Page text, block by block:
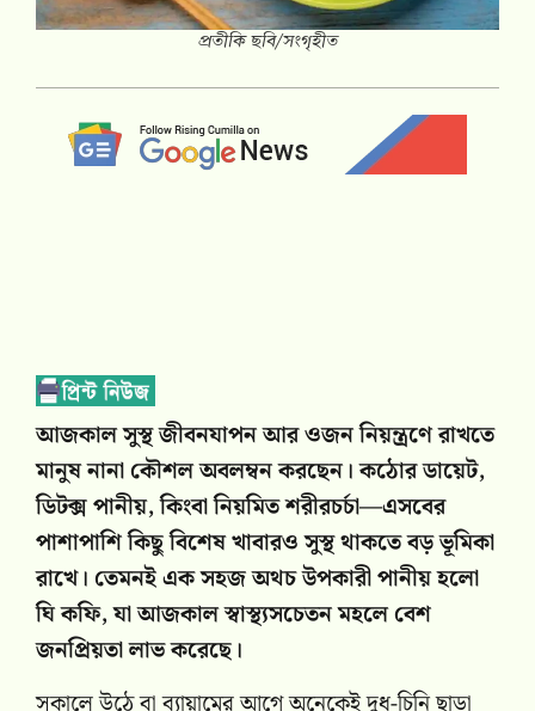
প্রতীকি ছবি/সংগৃহীত
আজকাল সুস্থ জীবনযাপন আর ওজন নিয়ন্ত্রণে রাখতে
মানুষ নানা কৌশল অবলম্বন করছেন। কঠোর ডায়েট,
ডিটক্স পানীয়, কিংবা নিয়মিত শরীরচর্চা—এসবের
পাশাপাশি কিছু বিশেষ খাবারও সুস্থ থাকতে বড় ভূমিকা
রাখে। তেমনই এক সহজ অথচ উপকারী পানীয় হলো
ঘি কফি, যা আজকাল স্বাস্থ্যসচেতন মহলে বেশ
জনপ্রিয়তা লাভ করেছে।